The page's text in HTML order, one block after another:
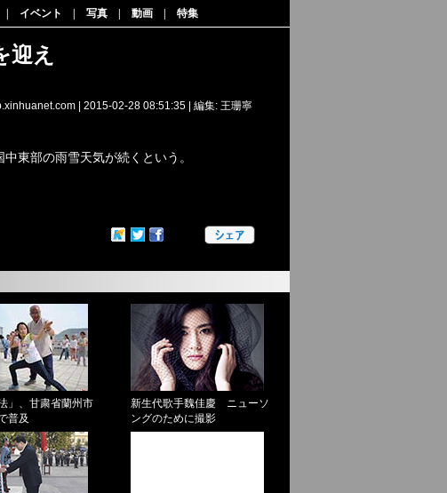
イベント 写真| 動画| 特集
迎え
| 2015-02-28 08:51:35| 編集: 王珊寧
東部の雨雪天気が続くという。